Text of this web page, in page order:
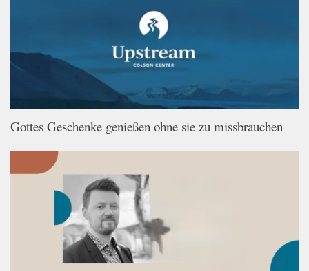
Gottes Geschenke genießen ohne sie zu missbrauchen